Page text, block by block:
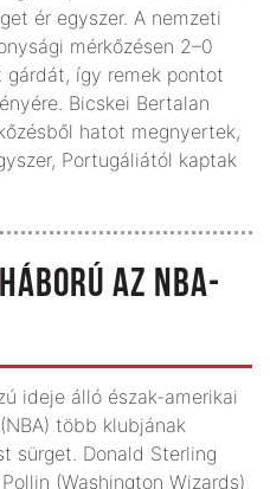
ér egyszer. A nemzeti
mérkőzésen 2–0
így remek pontot
Bicskei Bertalan
hatot megnyertek,
Portugáliától kaptak
AZ NBA-
ideje álló észak-amerikai
több klubjának
sürget. Donald Sterling
(Washington Wizards)